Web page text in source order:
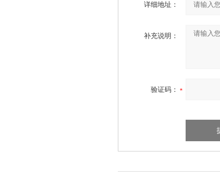
详细地址：
补充说明：
验证码：